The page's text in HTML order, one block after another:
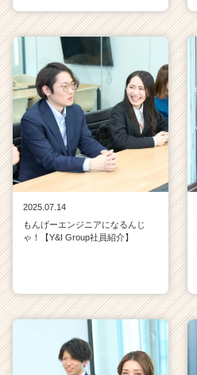
2025.07.14
もんげーエンジニアになるんじ
ゃ！【Y&I Group社員紹介】